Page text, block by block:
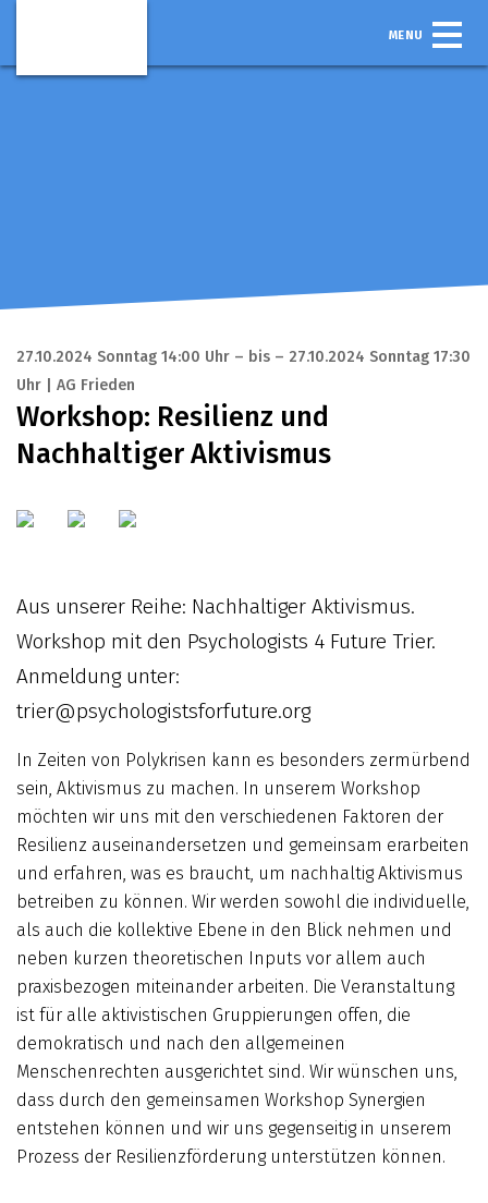
MENU
27.10.2024 Sonntag 14:00 Uhr – bis – 27.10.2024 Sonntag 17:30
Uhr | AG Frieden
Workshop: Resilienz und
Nachhaltiger Aktivismus
Aus unserer Reihe: Nachhaltiger Aktivismus.
Workshop mit den Psychologists 4 Future Trier.
Anmeldung unter:
trier@psychologistsforfuture.org
In Zeiten von Polykrisen kann es besonders zermürbend
sein, Aktivismus zu machen. In unserem Workshop
möchten wir uns mit den verschiedenen Faktoren der
Resilienz auseinandersetzen und gemeinsam erarbeiten
und erfahren, was es braucht, um nachhaltig Aktivismus
betreiben zu können. Wir werden sowohl die individuelle,
als auch die kollektive Ebene in den Blick nehmen und
neben kurzen theoretischen Inputs vor allem auch
praxisbezogen miteinander arbeiten. Die Veranstaltung
ist für alle aktivistischen Gruppierungen offen, die
demokratisch und nach den allgemeinen
Menschenrechten ausgerichtet sind. Wir wünschen uns,
dass durch den gemeinsamen Workshop Synergien
entstehen können und wir uns gegenseitig in unserem
Prozess der Resilienzförderung unterstützen können.